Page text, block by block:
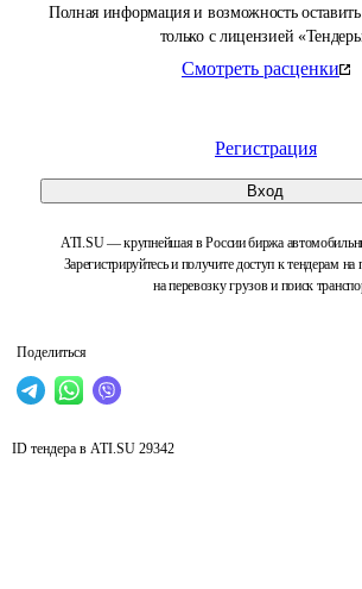
Полная информация и возможность
только с лицензией
Смотреть расценки
Регистрация
Вход
ATI.SU — крупнейшая в России биржа
Зарегистрируйтесь и получите доступ к тендерам на
на перевозку грузов и поиск
Поделиться
ID тендера в ATI.SU 29342